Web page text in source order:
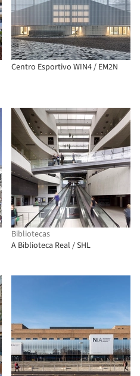
Centro Esportivo WIN4 / EM2N
Bibliotecas
A Biblioteca Real / SHL